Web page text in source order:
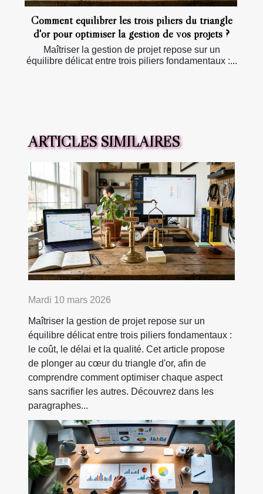
Comment équilibrer les trois piliers du triangle
d'or pour optimiser la gestion de vos projets ?
Maîtriser la gestion de projet repose sur un
équilibre délicat entre trois piliers fondamentaux :...
ARTICLES SIMILAIRES
Mardi 10 mars 2026
Maîtriser la gestion de projet repose sur un
équilibre délicat entre trois piliers fondamentaux :
le coût, le délai et la qualité. Cet article propose
de plonger au cœur du triangle d'or, afin de
comprendre comment optimiser chaque aspect
sans sacrifier les autres. Découvrez dans les
paragraphes...